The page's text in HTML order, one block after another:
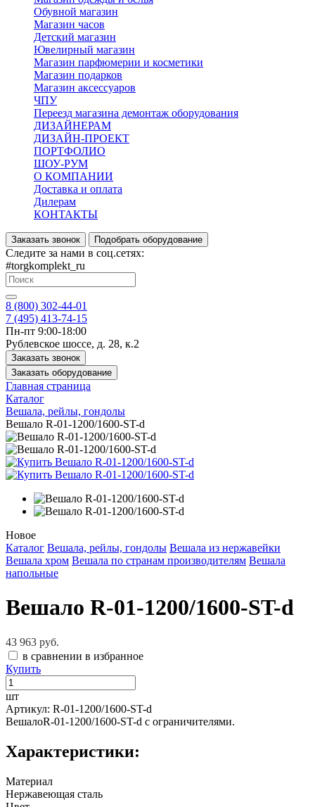
Обувной магазин
Магазин часов
Детский магазин
Ювелирный магазин
Магазин парфюмерии и косметики
Магазин подарков
Магазин аксессуаров
ЧПУ
Переезд магазина демонтаж оборудования
ДИЗАЙНЕРАМ
ДИЗАЙН-ПРОЕКТ
ПОРТФОЛИО
ШОУ-РУМ
О КОМПАНИИ
Доставка и оплата
Дилерам
КОНТАКТЫ
Заказать звонок Подобрать оборудование
Следите за нами в соц.сетях:
#torgkomplekt_ru
8 (800) 302-44-01
7 (495) 413-74-15
Пн-пт 9:00-18:00
Рублевское шоссе, д. 28, к.2
Заказать звонок
Заказать оборудование
Главная страница
Каталог
Вешала, рейлы, гондолы
Вешало R-01-1200/1600-ST-d
Новое
Каталог Вешала, рейлы, гондолы Вешала из нержавейки
Вешала хром Вешала по странам производителям Вешала
напольные
Вешало R-01-1200/1600-ST-d
43 963 руб.
в сравнении в избранное
Купить
шт
Артикул: R-01-1200/1600-ST-d
ВешалоR-01-1200/1600-ST-d с ограничителями.
Характеристики:
Материал
Нержавеющая сталь